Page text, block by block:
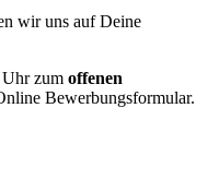
wir uns auf Deine
Uhr zum offenen
Bewerbungsformular.